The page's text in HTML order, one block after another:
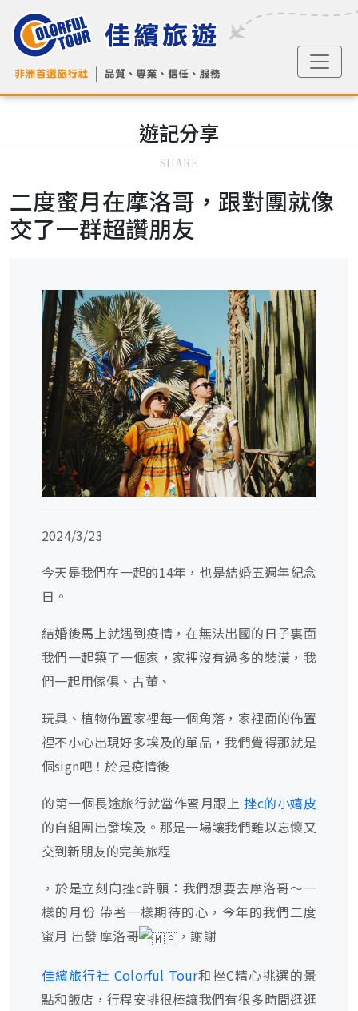
遊記分享
SHARE
二度蜜月在摩洛哥，跟對團就像
交了一群超讚朋友
2024/3/23
今天是我們在一起的14年，也是結婚五週年紀念
日。
結婚後馬上就遇到疫情，在無法出國的日子裏面
我們一起築了一個家，家裡沒有過多的裝潢，我
們一起用傢俱、古董、
玩具、植物佈置家裡每一個角落，家裡面的佈置
裡不小心出現好多埃及的單品，我們覺得那就是
個sign吧！於是疫情後
的第一個長途旅行就當作蜜月跟上 挫c的小嬉皮
的自組團出發埃及。那是一場讓我們難以忘懷又
交到新朋友的完美旅程
，於是立刻向挫c許願：我們想要去摩洛哥～一
樣的月份 帶著一樣期待的心，今年的我們二度
蜜月 出發 摩洛哥
，謝謝
佳繽旅行社 Colorful Tour和挫C精心挑選的景
點和飯店，行程安排很棒讓我們有很多時間逛逛